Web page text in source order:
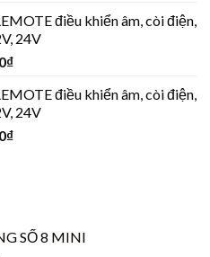
điều khiển âm, còi điện,
24V
₫
điều khiển âm, còi điện,
24V
₫
SỐ 8 MINI